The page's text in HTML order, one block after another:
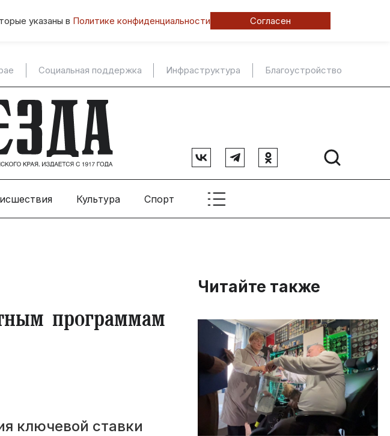
указаны в Политике конфиденциальности Согласен
Социальная поддержка Инфраструктура Благоустройство
Культура Спорт
программам
ключевой ставки
Читайте также